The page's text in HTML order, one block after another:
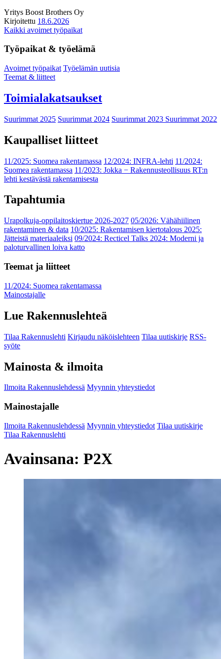
Yritys Boost Brothers Oy
Kirjoitettu 18.6.2026
Kaikki avoimet työpaikat
Työpaikat & työelämä
Avoimet työpaikat Työelämän uutisia
Teemat & liitteet
Toimialakatsaukset
Suurimmat 2025 Suurimmat 2024 Suurimmat 2023 Suurimmat 2022
Kaupalliset liitteet
11/2025: Suomea rakentamassa 12/2024: INFRA-lehti 11/2024:
Suomea rakentamassa 11/2023: Jokka − Rakennusteollisuus RT:n
lehti kestävästä rakentamisesta
Tapahtumia
Urapolkuja-oppilaitoskiertue 2026-2027 05/2026: Vähähiilinen
rakentaminen & data 10/2025: Rakentamisen kiertotalous 2025:
Jätteistä materiaaleiksi 09/2024: Recticel Talks 2024: Moderni ja
paloturvallinen loiva katto
Teemat ja liitteet
11/2024: Suomea rakentamassa
Mainostajalle
Lue Rakennuslehteä
Tilaa Rakennuslehti Kirjaudu näköislehteen Tilaa uutiskirje RSS-
syöte
Mainosta & ilmoita
Ilmoita Rakennuslehdessä Myynnin yhteystiedot
Mainostajalle
Ilmoita Rakennuslehdessä Myynnin yhteystiedot Tilaa uutiskirje
Tilaa Rakennuslehti
Avainsana: P2X